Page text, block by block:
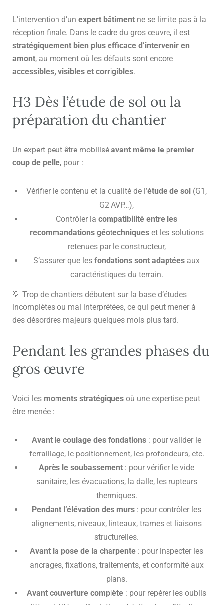
L’intervention d’un expert bâtiment ne se limite pas à la
réception finale. Dans le cadre du gros œuvre, il est
stratégiquement bien plus efficace d’intervenir en
amont, au moment où les défauts sont encore
accessibles, visibles et corrigibles.
H3 Dès l’étude de sol ou la
préparation du chantier
Un expert peut être mobilisé avant même le premier
coup de pelle, pour :
Vérifier le contenu et la qualité de l’étude de sol (G1,
G2 AVP…),
Contrôler la compatibilité entre les
recommandations géotechniqueset les solutions
retenues par le constructeur,
S’assurer que les fondations sont adaptées aux
caractéristiques du terrain.
💡 Trop de chantiers débutent sur la base d’études
incomplètes ou mal interprétées, ce qui peut mener à
des désordres majeurs quelques mois plus tard.
Pendant les grandes phases du
gros œuvre
Voici les moments stratégiques où une expertise peut
être menée :
Avant le coulage des fondations : pour valider le
ferraillage, le positionnement, les profondeurs, etc.
Après le soubassement : pour vérifier le vide
sanitaire, les évacuations, la dalle, les rupteurs
thermiques.
Pendant l’élévation des murs : pour contrôler les
alignements, niveaux, linteaux, trames et liaisons
structurelles.
Avant la pose de la charpente : pour inspecter les
ancrages, fixations, traitements, et conformité aux
plans.
Avant couverture complète : pour repérer les oublis